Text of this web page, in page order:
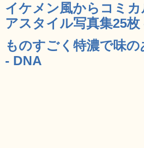
イケメン風からコミ
アスタイル写真集25枚
ものすごく特濃で味
- DNA